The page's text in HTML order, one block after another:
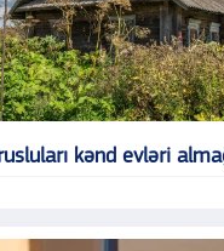
kənd evləri